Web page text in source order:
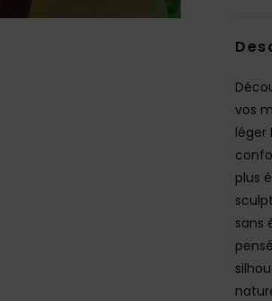
vos
léger
plus
sans